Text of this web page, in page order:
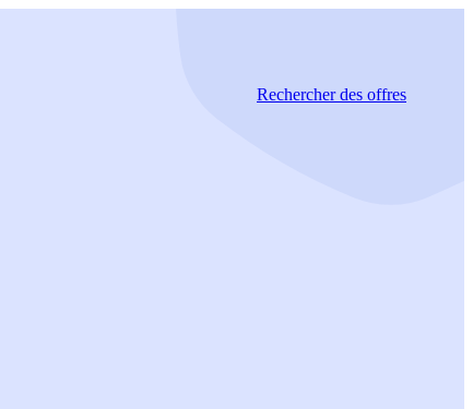
Rechercherdes offres